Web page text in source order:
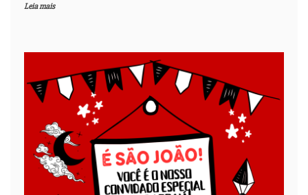
Leia mais